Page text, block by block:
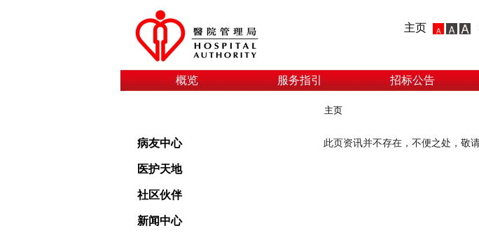
主页
概览 服务指引 招标公告
病友中心
医护天地
社区伙伴
新闻中心
主页